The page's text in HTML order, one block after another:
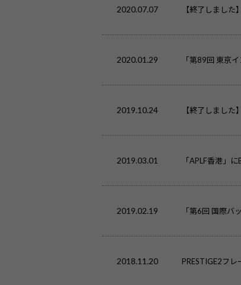
2020.07.07 【終了しまし
2020.01.29 「第89回 東京
2019.10.24 【終了しました
2019.03.01 「APLF香港」
2019.02.19 「第6回 国際バ
2018.11.20 PRESTIGE2フ